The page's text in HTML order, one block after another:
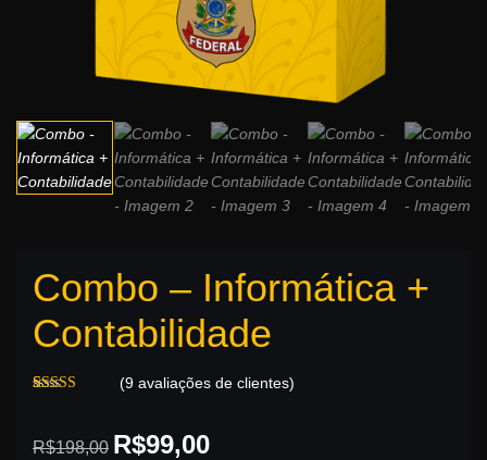
Combo – Informática +
Contabilidade
baseado em
(9avaliações de clientes)
R$198,00
O
R$99,00